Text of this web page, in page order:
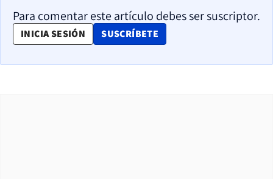
Para comentar este artículo debes ser suscriptor.
INICIA SESIÓN SUSCRÍBETE
OPENS IN NEW WINDOW